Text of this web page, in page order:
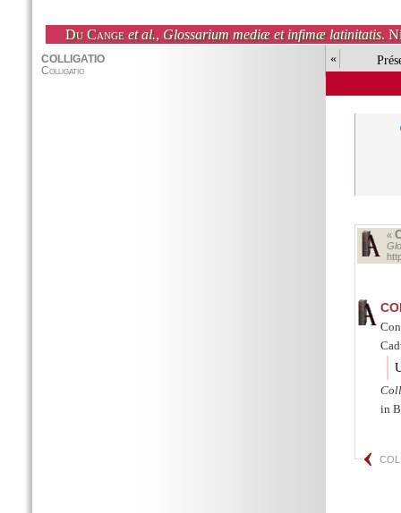
Du Cange et al., Glossarium mediæ et infimæ latinitatis.
«
«
in